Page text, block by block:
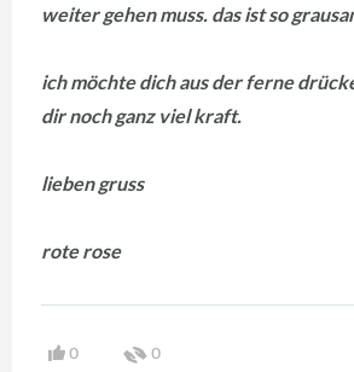
weiter gehen muss. das ist so
ich möchte dich aus der ferne
dir noch ganz viel kraft.
lieben gruss
rote rose
0 0